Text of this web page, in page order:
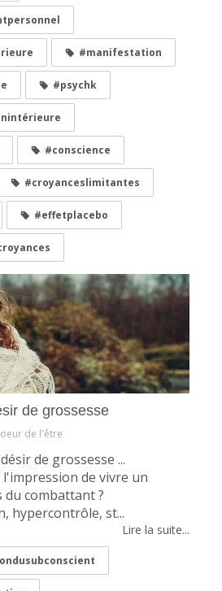
#manifestation
#psychk
#conscience
#croyanceslimitantes
#effetplacebo
de grossesse
de l'être
de grossesse ...
de vivre un
combattant ?
hypercontrôle, st...
Lire la suite...